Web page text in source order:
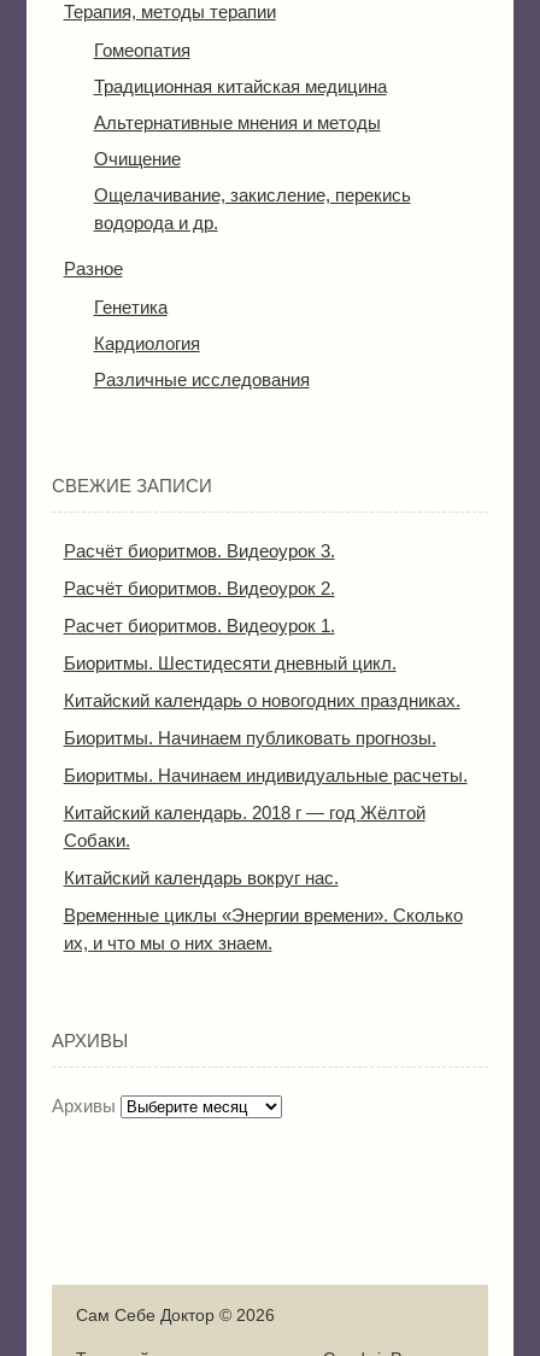
Терапия, методы терапии
Гомеопатия
Традиционная китайская медицина
Альтернативные мнения и методы
Очищение
Ощелачивание, закисление, перекись
водорода и др.
Разное
Генетика
Кардиология
Различные исследования
СВЕЖИЕ ЗАПИСИ
Расчёт биоритмов. Видеоурок 3.
Расчёт биоритмов. Видеоурок 2.
Расчет биоритмов. Видеоурок 1.
Биоритмы. Шестидесяти дневный цикл.
Китайский календарь о новогодних праздниках.
Биоритмы. Начинаем публиковать прогнозы.
Биоритмы. Начинаем индивидуальные расчеты.
Китайский календарь. 2018 г — год Жёлтой
Собаки.
Китайский календарь вокруг нас.
Временные циклы «Энергии времени». Сколько
их, и что мы о них знаем.
АРХИВЫ
Архивы
Сам Себе Доктор © 2026